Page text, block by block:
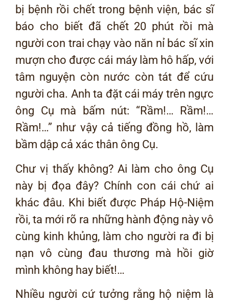
bị bệnh rồi chết trong bệnh viện, bác sĩ
báo cho biết đã chết 20 phút rồi mà
người con trai chạy vào năn nỉ bác sĩ xin
mượn cho được cái máy làm hô hấp, với
tâm nguyện còn nước còn tát để cứu
người cha. Anh ta đặt cái máy trên ngực
ông Cụ mà bấm nút: “Rầm!… Rầm!…
Rầm!…” như vậy cả tiếng đồng hồ, làm
bầm dập cả xác thân ông Cụ.
Chư vị thấy không? Ai làm cho ông Cụ
này bị đọa đây? Chính con cái chứ ai
khác đâu. Khi biết được Pháp Hộ-Niệm
rồi, ta mới rõ ra những hành động này vô
cùng kinh khủng, làm cho người ra đi bị
nạn vô cùng đau thương mà hồi giờ
mình không hay biết!…
Nhiều người cứ tưởng rằng hộ niệm là